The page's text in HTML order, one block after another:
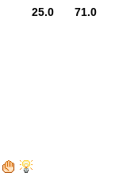
25.0 71.0